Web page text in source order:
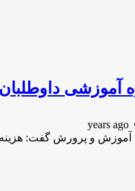
آموزشی
پرورش گفت: هزینه دوره آموزشی